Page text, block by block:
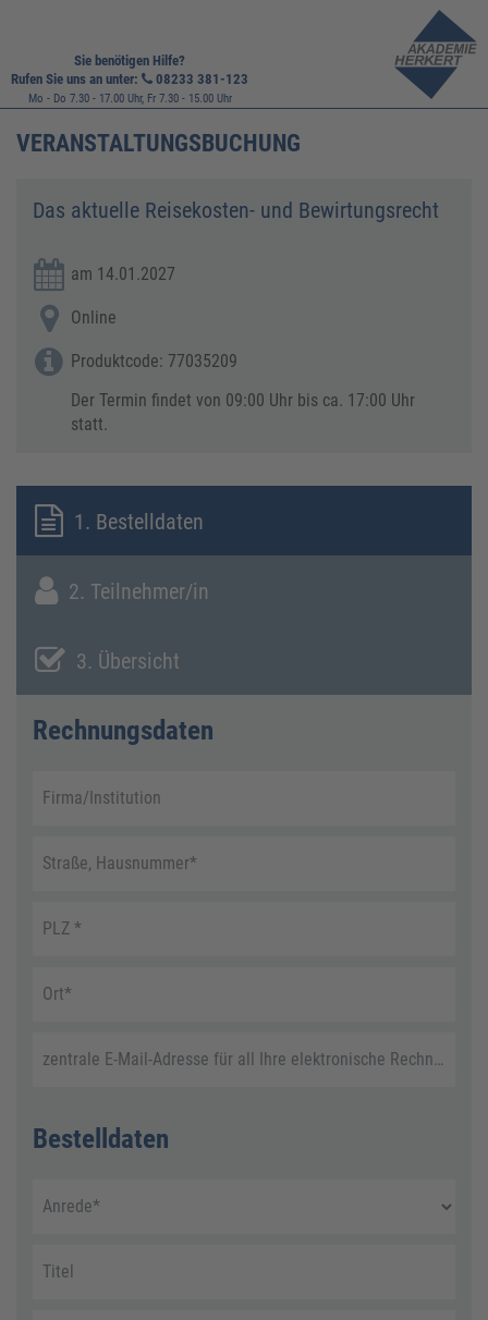
Sie benötigen Hilfe?
Rufen Sie uns an unter:
08233 381-123
Mo - Do 7.30 - 17.00 Uhr, Fr 7.30 - 15.00 Uhr
VERANSTALTUNGSBUCHUNG
Das aktuelle Reisekosten- und Bewirtungsrecht
am 14.01.2027
Online
Produktcode: 77035209
Der Termin findet von 09:00 Uhr bis ca. 17:00 Uhr
statt.
1. Bestelldaten
2. Teilnehmer/in
3. Übersicht
Rechnungsdaten
Firma/Institution
Straße, Hausnummer*
PLZ *
Ort*
zentrale E-Mail-Adresse für all Ihre elektronische Rechnungen
Bestelldaten
Anrede*
Titel